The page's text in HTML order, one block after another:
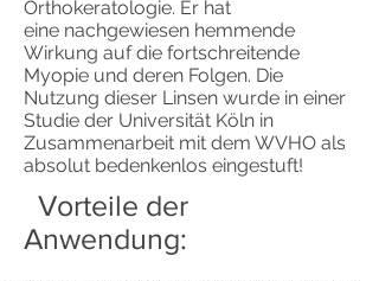
Orthokeratologie. Er hat
eine nachgewiesen hemmende
Wirkung auf die fortschreitende
Myopie und deren Folgen. Die
Nutzung dieser Linsen wurde in einer
Studie der Universität Köln in
Zusammenarbeit mit dem WVHO als
absolut bedenkenlos eingestuft!
Vorteile der
Anwendung: